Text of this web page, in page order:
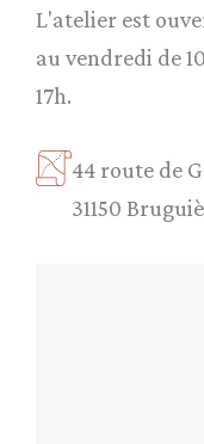
L'atelier est
au vendredi de
17h.
44 route de
31150